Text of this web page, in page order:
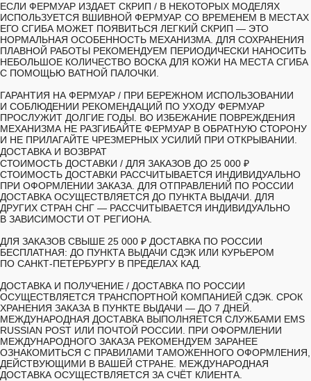
ЕСЛИ ФЕРМУАР ИЗДАЕТ СКРИП / В НЕКОТОРЫХ МОДЕЛЯХ
ИСПОЛЬЗУЕТСЯ ВШИВНОЙ ФЕРМУАР. СО ВРЕМЕНЕМ В МЕСТАХ
ЕГО СГИБА МОЖЕТ ПОЯВИТЬСЯ ЛЕГКИЙ СКРИП — ЭТО
НОРМАЛЬНАЯ ОСОБЕННОСТЬ МЕХАНИЗМА. ДЛЯ СОХРАНЕНИЯ
ПЛАВНОЙ РАБОТЫ РЕКОМЕНДУЕМ ПЕРИОДИЧЕСКИ НАНОСИТЬ
НЕБОЛЬШОЕ КОЛИЧЕСТВО ВОСКА ДЛЯ КОЖИ НА МЕСТА СГИБА
С ПОМОЩЬЮ ВАТНОЙ ПАЛОЧКИ.
ГАРАНТИЯ НА ФЕРМУАР / ПРИ БЕРЕЖНОМ ИСПОЛЬЗОВАНИИ
И СОБЛЮДЕНИИ РЕКОМЕНДАЦИЙ ПО УХОДУ ФЕРМУАР
ПРОСЛУЖИТ ДОЛГИЕ ГОДЫ. ВО ИЗБЕЖАНИЕ ПОВРЕЖДЕНИЯ
МЕХАНИЗМА НЕ РАЗГИБАЙТЕ ФЕРМУАР В ОБРАТНУЮ СТОРОНУ
И НЕ ПРИЛАГАЙТЕ ЧРЕЗМЕРНЫХ УСИЛИЙ ПРИ ОТКРЫВАНИИ.
ДОСТАВКА И ВОЗВРАТ
СТОИМОСТЬ ДОСТАВКИ / ДЛЯ ЗАКАЗОВ ДО 25 000 ₽
СТОИМОСТЬ ДОСТАВКИ РАССЧИТЫВАЕТСЯ ИНДИВИДУАЛЬНО
ПРИ ОФОРМЛЕНИИ ЗАКАЗА. ДЛЯ ОТПРАВЛЕНИЙ ПО РОССИИ
ДОСТАВКА ОСУЩЕСТВЛЯЕТСЯ ДО ПУНКТА ВЫДАЧИ. ДЛЯ
ДРУГИХ СТРАН СНГ — РАССЧИТЫВАЕТСЯ ИНДИВИДУАЛЬНО
В ЗАВИСИМОСТИ ОТ РЕГИОНА.
ДЛЯ ЗАКАЗОВ СВЫШЕ 25 000 ₽ ДОСТАВКА ПО РОССИИ
БЕСПЛАТНАЯ: ДО ПУНКТА ВЫДАЧИ СДЭК ИЛИ КУРЬЕРОМ
ПО САНКТ-ПЕТЕРБУРГУ В ПРЕДЕЛАХ КАД.
ДОСТАВКА И ПОЛУЧЕНИЕ / ДОСТАВКА ПО РОССИИ
ОСУЩЕСТВЛЯЕТСЯ ТРАНСПОРТНОЙ КОМПАНИЕЙ СДЭК. СРОК
ХРАНЕНИЯ ЗАКАЗА В ПУНКТЕ ВЫДАЧИ — ДО 7 ДНЕЙ.
МЕЖДУНАРОДНАЯ ДОСТАВКА ВЫПОЛНЯЕТСЯ СЛУЖБАМИ EMS
RUSSIAN POST ИЛИ ПОЧТОЙ РОССИИ. ПРИ ОФОРМЛЕНИИ
МЕЖДУНАРОДНОГО ЗАКАЗА РЕКОМЕНДУЕМ ЗАРАНЕЕ
ОЗНАКОМИТЬСЯ С ПРАВИЛАМИ ТАМОЖЕННОГО ОФОРМЛЕНИЯ,
ДЕЙСТВУЮЩИМИ В ВАШЕЙ СТРАНЕ. МЕЖДУНАРОДНАЯ
ДОСТАВКА ОСУЩЕСТВЛЯЕТСЯ ЗА СЧЁТ КЛИЕНТА.